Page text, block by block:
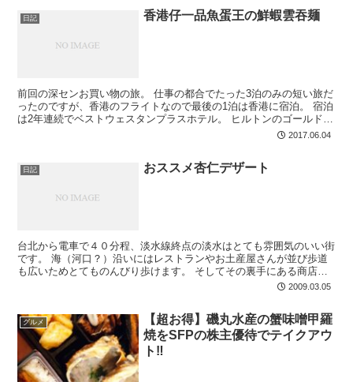
日記 香港仔一品魚蛋王の鮮蝦雲吞麺
前回の深センお買い物の旅。 仕事の都合でたった3泊のみの短い旅だ
ったのですが、香港のフライトなので最後の1泊は香港に宿泊。 宿泊
は2年連続でベストウェスタンプラスホテル。 ヒルトンのゴールドオ
2017.06.04
日記 おススメ杏仁デザート
台北から電車で４０分程、淡水線終点の淡水はとても雰囲気のいい街
です。 海（河口？）沿いにはレストランやお土産屋さんが並び歩道
も広いためとてものんびり歩けます。 そしてその裏手にある商店街
は昼間でも夜市のような賑わい♪ そこでおススメのデザ...
2009.03.05
グルメ
【超お得】磯丸水産の蟹味噌甲羅
焼をSFPの株主優待でテイクアウ
ト‼